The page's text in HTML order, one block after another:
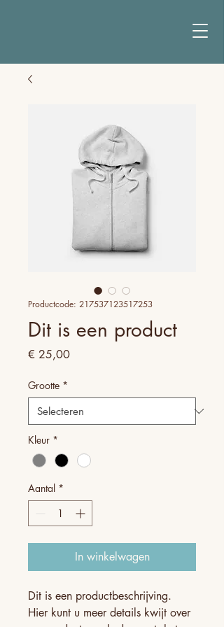
Productcode: 217537123517253
Dit is een product
€ 25,00Prijs
Grootte *
Kleur *
Aantal *
In winkelwagen
Dit is een productbeschrijving.
Hier kunt u meer details kwijt over